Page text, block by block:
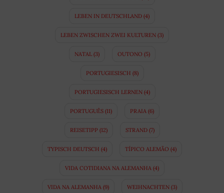
LEBEN IN DEUTSCHLAND (4)
LEBEN ZWISCHEN ZWEI KULTUREN (3)
NATAL(3) OUTONO (5)
PORTUGIESISCH (8)
PORTUGIESISCH LERNEN(4)
PORTUGUÊS (11) PRAIA (6)
REISETIPP(12) STRAND(7)
TYPISCH DEUTSCH (4) TÍPICO ALEMÃO (4)
VIDA COTIDIANA NA ALEMANHA (4)
VIDA NA ALEMANHA(9) WEIHNACHTEN(3)